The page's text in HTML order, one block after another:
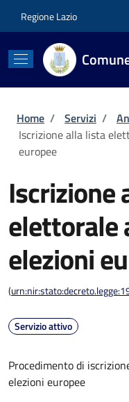
Regione Lazio
Briciole di
Home / Servizi /
Iscrizione alla lista
europee
Iscrizione
elettorale
elezioni
(
Servizio attivo
Procedimento di
elezioni europee